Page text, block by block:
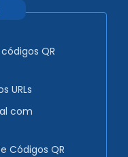
QR
URLs
com
Códigos QR